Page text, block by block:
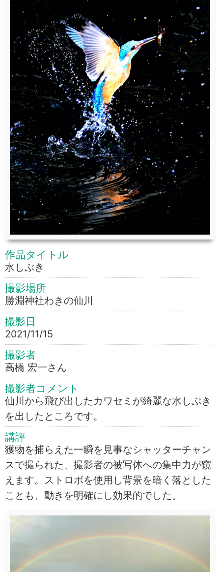
作品タイトル
水しぶき
撮影場所
勝淵神社わきの仙川
撮影日
2021/11/15
撮影者
高橋 宏一さん
撮影者コメント
仙川から飛び出したカワセミが綺麗な水しぶき
を出したところです。
講評
獲物を捕らえた一瞬を見事なシャッターチャン
スで撮られた、撮影者の被写体への集中力が窺
えます。ストロボを使用し背景を暗く落とした
ことも、動きを明確にし効果的でした。